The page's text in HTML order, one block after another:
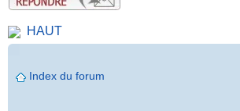
HAUT
Index du forum